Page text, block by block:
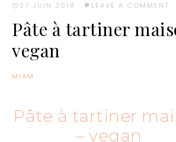
27 JUIN 2018 · LEAVE A COMMENT
Pâte à tartiner
vegan
MIAM
Pâte à tartiner
– vegan